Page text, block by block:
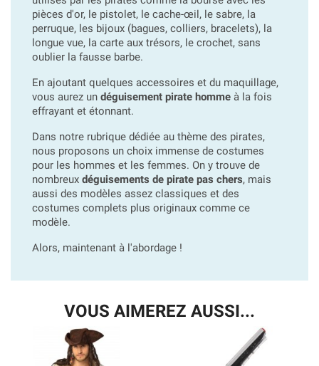
pièces d'or, le pistolet, le cache-œil, le sabre, la
perruque, les bijoux (bagues, colliers, bracelets), la
longue vue, la carte aux trésors, le crochet, sans
oublier la fausse barbe.
En ajoutant quelques accessoires et du maquillage,
vous aurez un déguisement pirate homme à la fois
effrayant et étonnant.
Dans notre rubrique dédiée au thème des pirates,
nous proposons un choix immense de costumes
pour les hommes et les femmes. On y trouve de
nombreux déguisements de pirate pas chers, mais
aussi des modèles assez classiques et des
costumes complets plus originaux comme ce
modèle.
Alors, maintenant à l'abordage !
VOUS AIMEREZ AUSSI...